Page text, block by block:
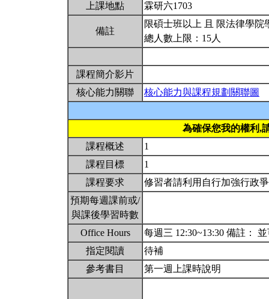
上課地點
霖研六1703
備註
限碩士班以上 且 限法律學院
總人數上限：15人
課程簡介影片
核心能力關聯
核心能力與課程規劃關聯圖
為確保您我的權利,
課程概述
1
課程目標
1
課程要求
修習者請利用自行加強行政
預期每週課前或/
與課後學習時數
Office Hours
每週三 12:30~13:30 備註：
指定閱讀
待補
參考書目
第一週上課時說明